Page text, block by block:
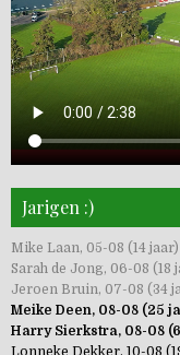
Jarigen :)
Mike Laan, 05-08 (14 jaar)
Sarah de Jong, 06-08 (18
Jeroen Bruin, 07-08 (34
Meike Deen, 08-08 (25
Harry Sierkstra, 08-08
Lonneke Dekker, 10-08